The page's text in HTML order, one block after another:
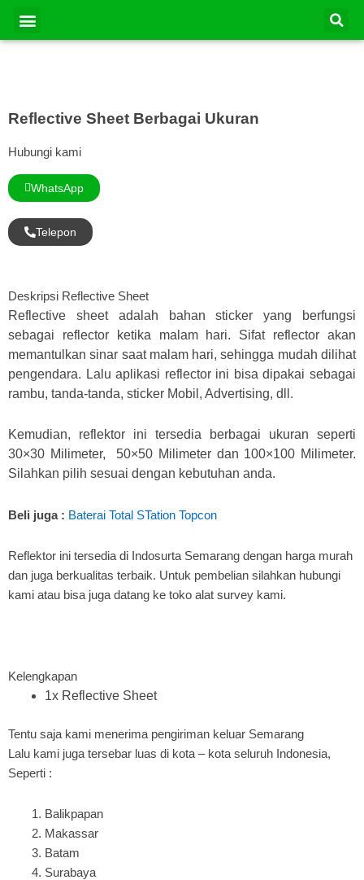
konten
Menu
Reflective Sheet Berbagai Ukuran
Hubungi kami
WhatsApp
Telepon
Deskripsi Reflective Sheet
Reflective sheet adalah bahan sticker yang berfungsi
sebagai reflector ketika malam hari. Sifat reflector akan
memantulkan sinar saat malam hari, sehingga mudah dilihat
pengendara. Lalu aplikasi reflector ini bisa dipakai sebagai
rambu, tanda-tanda, sticker Mobil, Advertising, dll.
Kemudian, reflektor ini tersedia berbagai ukuran seperti
30×30 Milimeter, 50×50 Milimeter dan 100×100 Milimeter.
Silahkan pilih sesuai dengan kebutuhan anda.
Beli juga : Baterai Total STation Topcon
Reflektor ini tersedia di Indosurta Semarang dengan harga murah
dan juga berkualitas terbaik. Untuk pembelian silahkan hubungi
kami atau bisa juga datang ke toko alat survey kami.
Kelengkapan
1x Reflective Sheet
Tentu saja kami menerima pengiriman keluar Semarang
Lalu kami juga tersebar luas di kota – kota seluruh Indonesia,
Seperti :
Balikpapan
Makassar
Batam
Surabaya